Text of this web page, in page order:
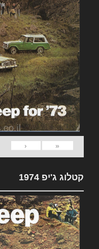
«
‹
קטלוג ג'יפ 1974